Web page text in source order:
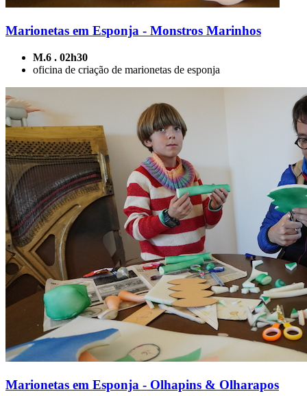
Marionetas em Esponja - Monstros Marinhos
M.6 . 02h30
oficina de criação de marionetas de esponja
Marionetas em Esponja - Olhapins & Olharapos